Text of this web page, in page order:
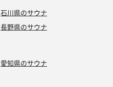
石川県のサウナ
長野県のサウナ
愛知県のサウナ